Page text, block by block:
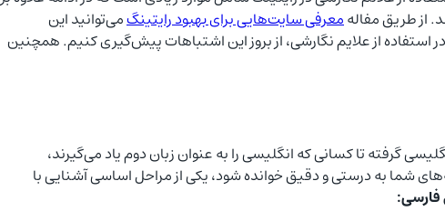
از طریق مفالهمعرفی سایت‌هایی برای بهبود رایتینگمی‌توانید این
استفاده از علایم نگارشی، از بروز این اشتباهات پیش‌گیری کنیم. همچنین
گرفته تا کسانی که انگلیسی را به عنوان زبان دوم یاد می‌گیرند،
شما به درستی و دقیق خوانده شود، یکی از مراحل اساسی آشنایی با
فارسی: